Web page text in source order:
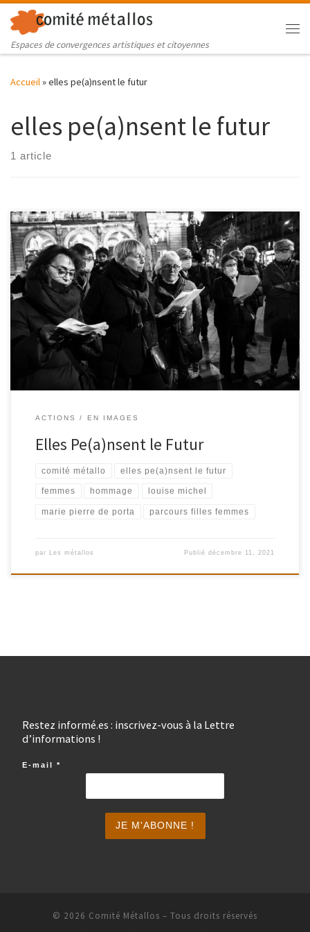
Skip to content
Espaces de convergences artistiques et citoyennes
Accueil»elles pe(a)nsent le futur
elles pe(a)nsent le futur
1 article
Retour en images sur l'hommage à Louise Michel et Marie Pierre
de Porta, dernière soirée du Parcours Filles-Femmes « Elles
Pe(a)nsent le Futur », 2021
ACTIONS EN IMAGES
Elles Pe(a)nsent le Futur
comité métallo elles pe(a)nsent le futur
femmes hommage louise michel
marie pierre de porta parcours filles femmes
par Les métallos Publiédécembre 11, 2021
Restez informé.es : inscrivez-vous à la Lettre
d’informations !
E-mail *
© 2026 Comité Métallos – Tous droits réservés